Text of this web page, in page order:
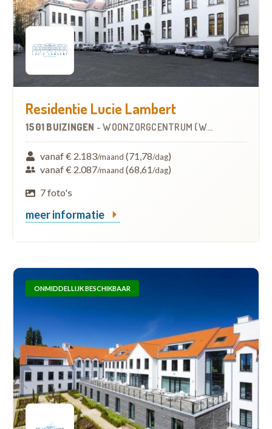
Residentie Lucie Lambert
1501 BUIZINGEN -WOONZORGCENTRUM (WZC)
vanaf € 2.183/maand (71,78/dag)
vanaf € 2.087/maand (68,61/dag)
7 foto's
meer informatie
ONMIDDELLIJK BESCHIKBAAR